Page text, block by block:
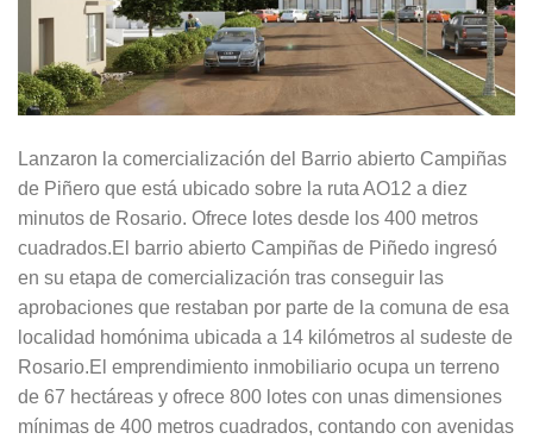
Lanzaron la comercialización del Barrio abierto Campiñas
de Piñero que está ubicado sobre la ruta AO12 a diez
minutos de Rosario. Ofrece lotes desde los 400 metros
cuadrados.El barrio abierto Campiñas de Piñedo ingresó
en su etapa de comercialización tras conseguir las
aprobaciones que restaban por parte de la comuna de esa
localidad homónima ubicada a 14 kilómetros al sudeste de
Rosario.El emprendimiento inmobiliario ocupa un terreno
de 67 hectáreas y ofrece 800 lotes con unas dimensiones
mínimas de 400 metros cuadrados, contando con avenidas